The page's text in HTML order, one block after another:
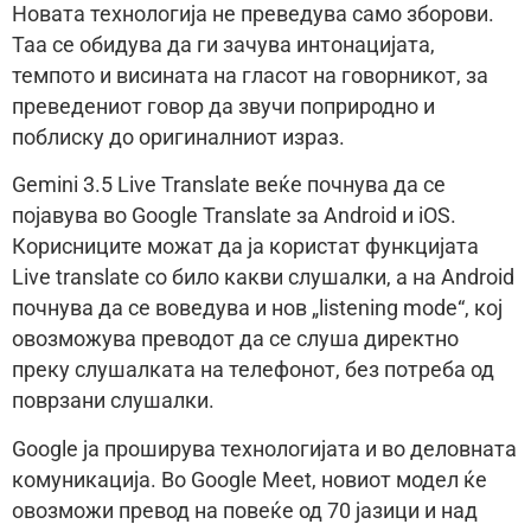
Новата технологија не преведува само зборови.
Таа се обидува да ги зачува интонацијата,
темпото и висината на гласот на говорникот, за
преведениот говор да звучи поприродно и
поблиску до оригиналниот израз.
Gemini 3.5 Live Translate веќе почнува да се
појавува во Google Translate за Android и iOS.
Корисниците можат да ја користат функцијата
Live translate со било какви слушалки, а на Android
почнува да се воведува и нов „listening mode“, кој
овозможува преводот да се слуша директно
преку слушалката на телефонот, без потреба од
поврзани слушалки.
Google ја проширува технологијата и во деловната
комуникација. Во Google Meet, новиот модел ќе
овозможи превод на повеќе од 70 јазици и над